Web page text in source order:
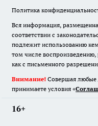
Политика
Вся информация,
соответствии с
подлежит использованию
том числе воспроизведению,
как с письменного
Внимание! Совершая любые
принимаете условия «
16+